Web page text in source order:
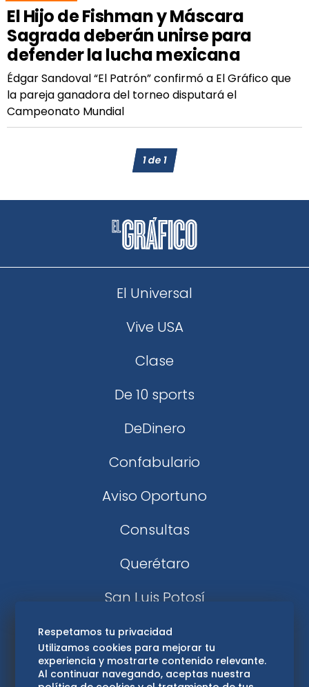
El Hijo de Fishman y Máscara
Sagrada deberán unirse para
defender la lucha mexicana
Édgar Sandoval “El Patrón” confirmó a El Gráfico que
la pareja ganadora del torneo disputará el
Campeonato Mundial
1de1
El Universal
Vive USA
Clase
De 10 sports
DeDinero
Confabulario
Aviso Oportuno
Consultas
Querétaro
San Luis Potosí
Edomex
Consultas
Respetamos tu privacidad
Utilizamos cookies para mejorar tu
experiencia y mostrarte contenido relevante.
Al continuar navegando, aceptas nuestra